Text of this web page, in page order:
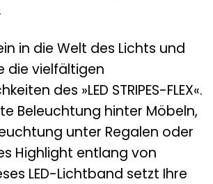
in die Welt des Lichts und
die vielfältigen
des »LED STRIPES-FLEX«.
Beleuchtung hinter Möbeln,
unter Regalen oder
Highlight entlang von
LED-Lichtband setzt Ihre